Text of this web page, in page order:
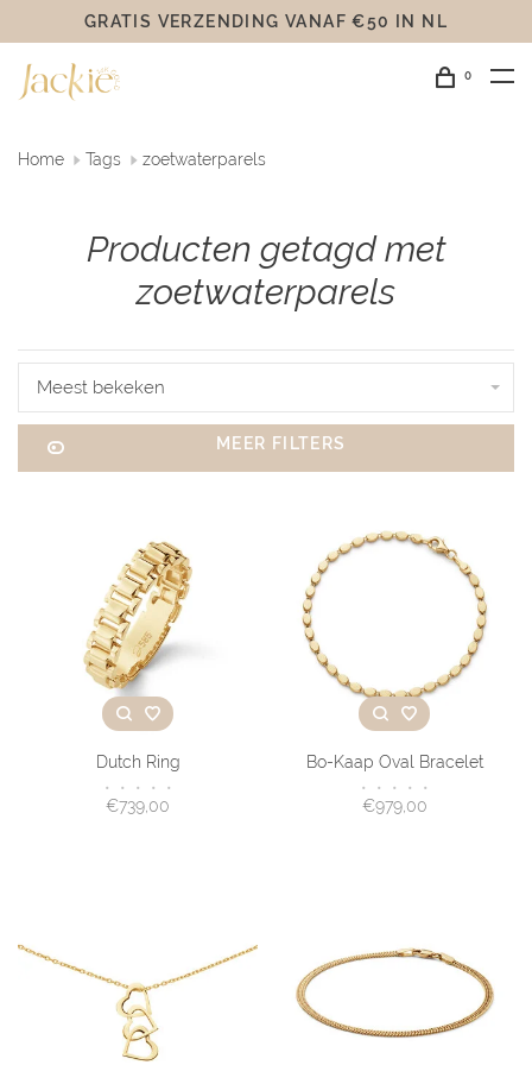
GRATIS VERZENDING VANAF €50 IN NL
0
Home Tags zoetwaterparels
Producten getagd met
zoetwaterparels
Meest bekeken
MEER FILTERS
Dutch Ring
• • • • •
€739,00
Bo-Kaap Oval Bracelet
• • • • •
€979,00